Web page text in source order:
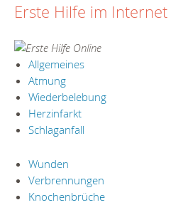
Erste Hilfe im Internet
Allgemeines
Atmung
Wiederbelebung
Herzinfarkt
Schlaganfall
Wunden
Verbrennungen
Knochenbrüche